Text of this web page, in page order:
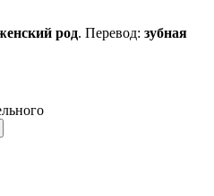
род. Перевод: зубная